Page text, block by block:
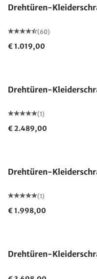
Drehtüren-
(60)
€ 1.019,00
Drehtüren-
(1)
€ 2.489,00
Drehtüren-
(1)
€ 1.998,00
Drehtüren-